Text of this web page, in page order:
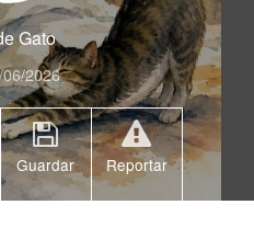
Gato
2026
Guardar Reportar